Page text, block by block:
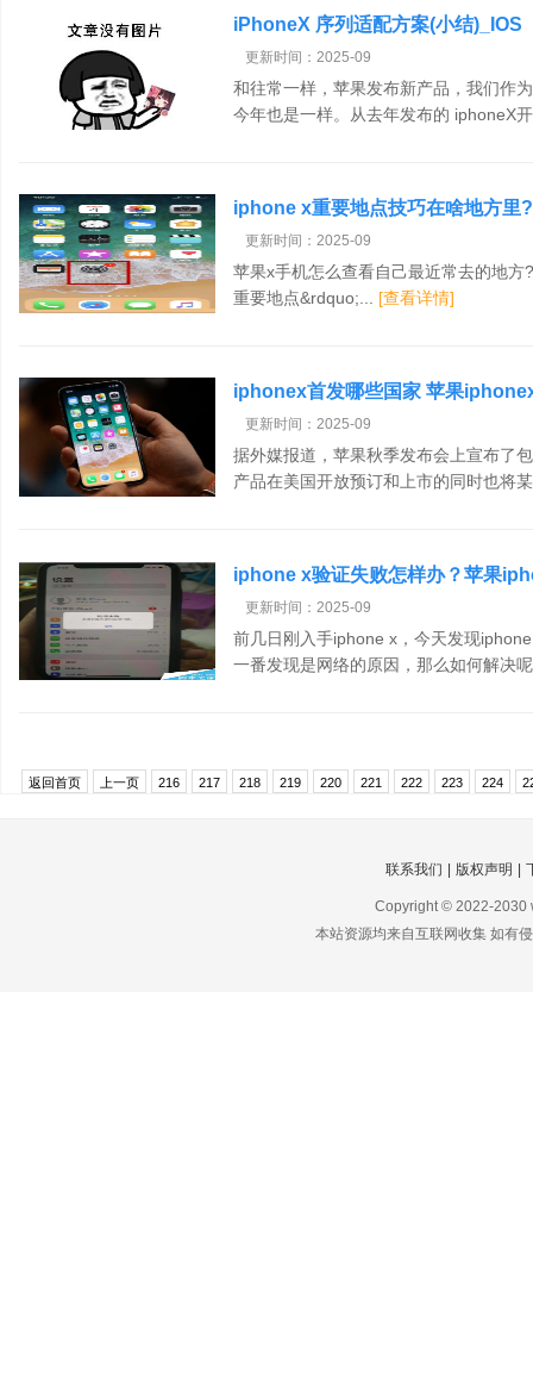
iPhoneX 序列适配方案(小结)_IOS
更新时间：2025-09
和往常一样，苹果发布新产品，我们作
今年也是一样。从去年发布的 iphoneX
iphone x重要地点技巧在啥地方里
介绍
更新时间：2025-09
苹果x手机怎么查看自己最近常去的地
重要地点&rdquo;... [查看详情]
iphonex首发哪些国家 苹果
更新时间：2025-09
据外媒报道，苹果秋季发布会上宣布了
产品在美国开放预订和上市的同时也将
iphone x验证失败怎样办？苹果
更新时间：2025-09
前几日刚入手iphone x，今天发现
一番发现是网络的原因，那么如何解决
返回首页 上一页 216 217 218 219 220 221 222 223 224
联系我们 版权声明
Copyright © 2022-2030
本站资源均来自互联网收集 如有